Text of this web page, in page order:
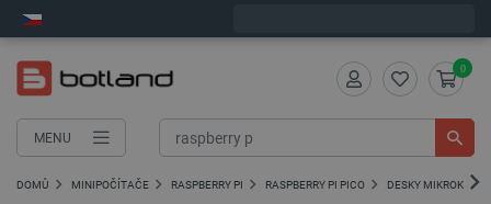
MENU
0
DOMŮ MINIPOČÍTAČE RASPBERRY PI RASPBERRY PI PICO DESKY